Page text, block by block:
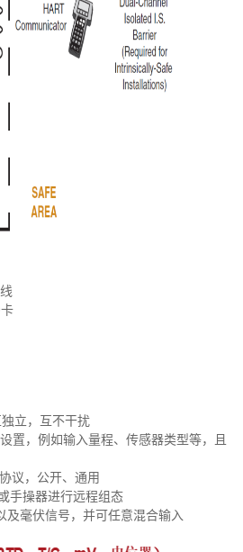
立，互不干扰
置，例如输入量程、传感器类型等，且
议，公开、通用
手操器进行远程组态
及毫伏信号，并可任意混合输入